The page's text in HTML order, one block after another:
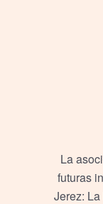
La
futuras
Jerez: